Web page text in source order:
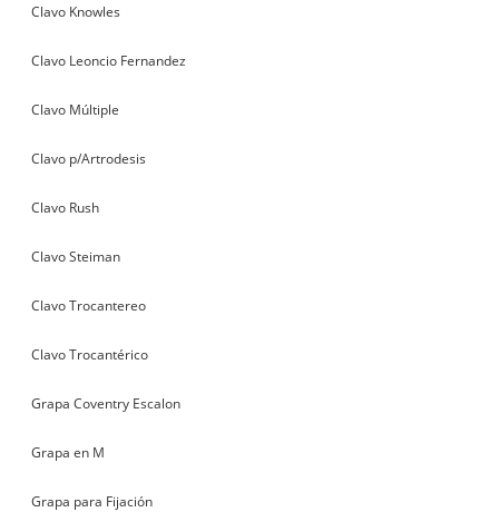
Clavo Knowles
Clavo Leoncio Fernandez
Clavo Múltiple
Clavo p/Artrodesis
Clavo Rush
Clavo Steiman
Clavo Trocantereo
Clavo Trocantérico
Grapa Coventry Escalon
Grapa en M
Grapa para Fijación